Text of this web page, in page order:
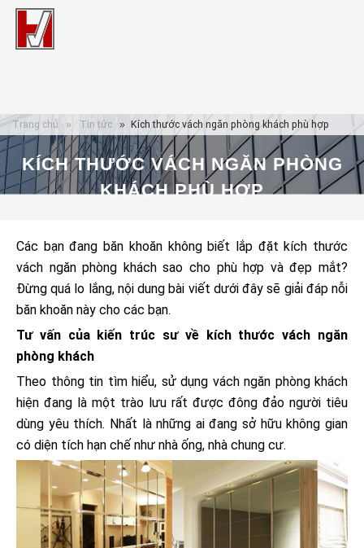
KÍCH THƯỚC VÁCH NGĂN PHÒNG
KHÁCH PHÙ HỢP
Trang chủ Tin tức Kích thước vách ngăn phòng khách phù hợp
Các bạn đang băn khoăn không biết lắp đặt kích thước
vách ngăn phòng khách sao cho phù hợp và đẹp mắt?
Đừng quá lo lắng, nội dung bài viết dưới đây sẽ giải đáp nỗi
băn khoăn này cho các bạn.
Tư vấn của kiến trúc sư về kích thước vách ngăn
phòng khách
Theo thông tin tìm hiểu, sử dụng vách ngăn phòng khách
hiện đang là một trào lưu rất được đông đảo người tiêu
dùng yêu thích. Nhất là những ai đang sở hữu không gian
có diện tích hạn chế như nhà ống, nhà chung cư.